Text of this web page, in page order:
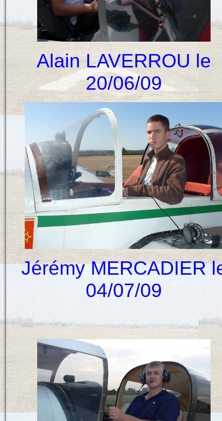
Alain LAVERROU le
20/06/09
Jérémy MERCADIER
04/07/09